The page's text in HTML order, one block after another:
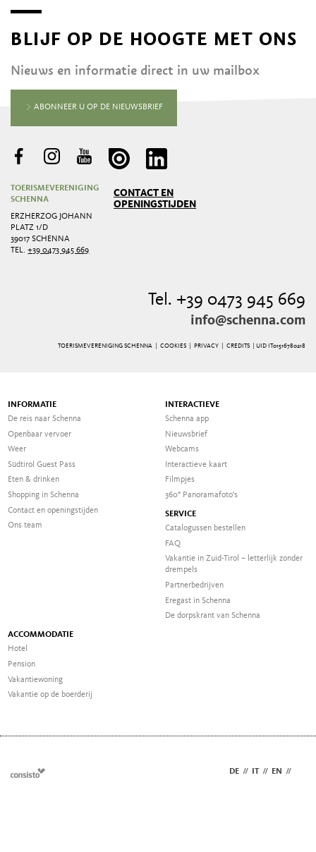
BLIJF OP DE HOOGTE MET ONS
Nieuws en informatie direct in uw mailbox
ABONNEER U OP DE NIEUWSBRIEF
TOERISMEVERENIGING
SCHENNA
ERZHERZOG JOHANN
PLATZ 1/D
39017 SCHENNA
TEL.+39 0473 945 669
CONTACT EN
OPENINGSTIJDEN
Tel. +39 0473 945 669
info@schenna.com
TOERISMEVERENIGING SCHENNA | COOKIES| PRIVACY| CREDITS | UID IT01516780218
INFORMATIE
De reis naar Schenna
Openbaar vervoer
Weer
Südtirol Guest Pass
Eten & drinken
Shopping in Schenna
Contact en openingstijden
Ons team
INTERACTIEVE
Schenna app
Nieuwsbrief
Webcams
Interactieve kaart
Filmpjes
360° Panoramafoto's
SERVICE
Catalogussen bestellen
FAQ
Vakantie in Zuid-Tirol – letterlijk zonder
drempels
Partnerbedrijven
Eregast in Schenna
De dorpskrant van Schenna
ACCOMMODATIE
Hotel
Pension
Vakantiewoning
Vakantie op de boerderij
DE // IT // EN //